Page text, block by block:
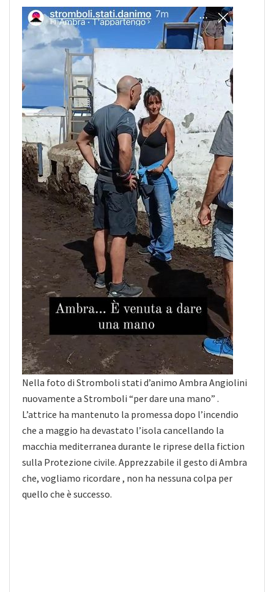
Nella foto di Stromboli stati d’animo Ambra Angiolini
nuovamente a Stromboli “per dare una mano” .
L’attrice ha mantenuto la promessa dopo l’incendio
che a maggio ha devastato l’isola cancellando la
macchia mediterranea durante le riprese della fiction
sulla Protezione civile. Apprezzabile il gesto di Ambra
che, vogliamo ricordare , non ha nessuna colpa per
quello che è successo.